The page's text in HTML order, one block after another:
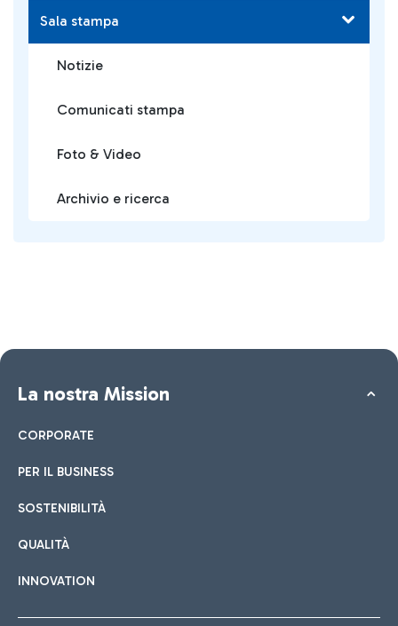
Sala stampa
Notizie
Comunicati stampa
Foto & Video
Archivio e ricerca
La nostra Mission
CORPORATE
PER IL BUSINESS
SOSTENIBILITÀ
QUALITÀ
INNOVATION